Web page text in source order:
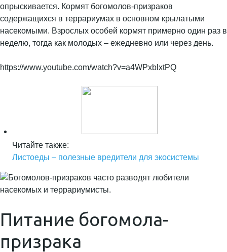
опрыскивается. Кормят богомолов-призраков
содержащихся в террариумах в основном крылатыми
насекомыми. Взрослых особей кормят примерно один раз в
неделю, тогда как молодых – ежедневно или через день.
https://www.youtube.com/watch?v=a4WPxblxtPQ
Читайте также:
Листоеды – полезные вредители для экосистемы
Питание богомола-
призрака